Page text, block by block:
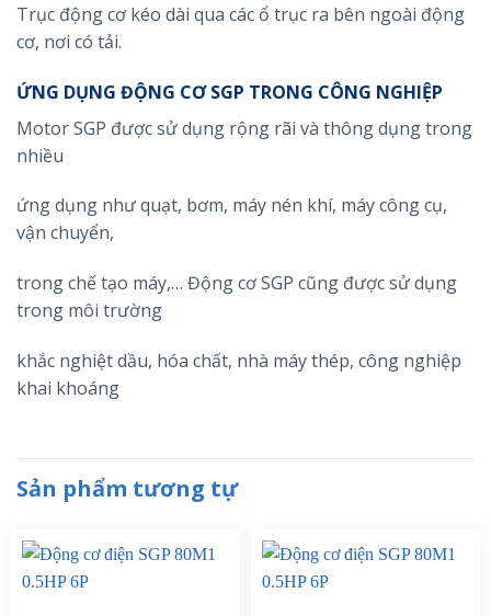
Trục động cơ kéo dài qua các ổ trục ra bên ngoài động
cơ, nơi có tải.
ỨNG DỤNG ĐỘNG CƠ SGP TRONG CÔNG NGHIỆP
Motor SGP được sử dụng rộng rãi và thông dụng trong
nhiều
ứng dụng như quạt, bơm, máy nén khí, máy công cụ,
vận chuyển,
trong chế tạo máy,… Động cơ SGP cũng được sử dụng
trong môi trường
khắc nghiệt dầu, hóa chất, nhà máy thép, công nghiệp
khai khoáng
Sản phẩm tương tự